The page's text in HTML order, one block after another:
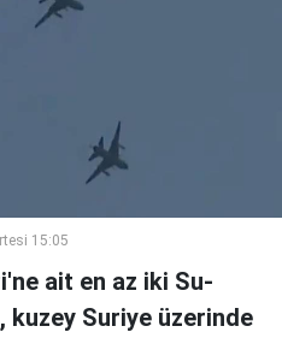
15:05
ait en az iki Su-
kuzey Suriye üzerinde